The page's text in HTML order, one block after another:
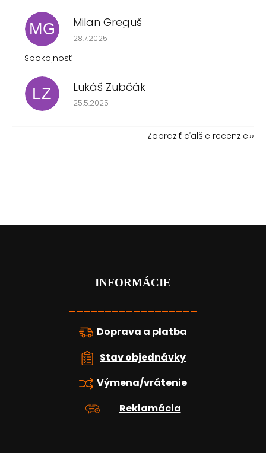
MG Milan Greguš
Hodnotenie obchodu je 5 z 5 hviezdičiek.
28.7.2025
Spokojnosť
LZ Lukáš Zubčák
Hodnotenie obchodu je 5 z 5 hviezdičiek.
25.5.2025
Zobraziť ďalšie recenzie
INFORMÁCIE
__________________
Doprava a platba
Stav objednávky
Výmena/vrátenie
Reklamácia